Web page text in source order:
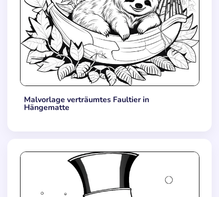
Malvorlage verträumtes Faultier in
Hängematte